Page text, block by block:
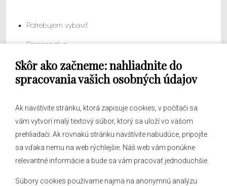
Skôr ako začneme: nahliadnite do
spracovania vašich osobných údajov
Ak navštívite stránku, ktorá zapisuje cookies, v počítači sa
vám vytvorí malý textový súbor, ktorý sa uloží vo vašom
prehliadači. Ak rovnakú stránku navštívite nabudúce, pripojíte
sa vďaka nemu na web rýchlejšie. Náš web vám ponúkne
relevantné informácie a bude sa vám pracovať jednoduchšie.
Súbory cookies používame najmä na anonymnú analýzu
Potrebujem vybaviť
Samospráva
Obecný úrad
O obci
Hlásenia obecného rozhlasu